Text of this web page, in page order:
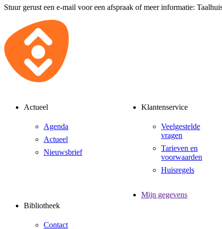
Stuur gerust een e-mail voor een afspraak of meer informatie:
Actueel
Agenda
Actueel
Nieuwsbrief
Klantenservice
Veelgestelde
vragen
Tarieven en
voorwaarden
Huisregels
Bibliotheek
Contact
Mijn gegevens